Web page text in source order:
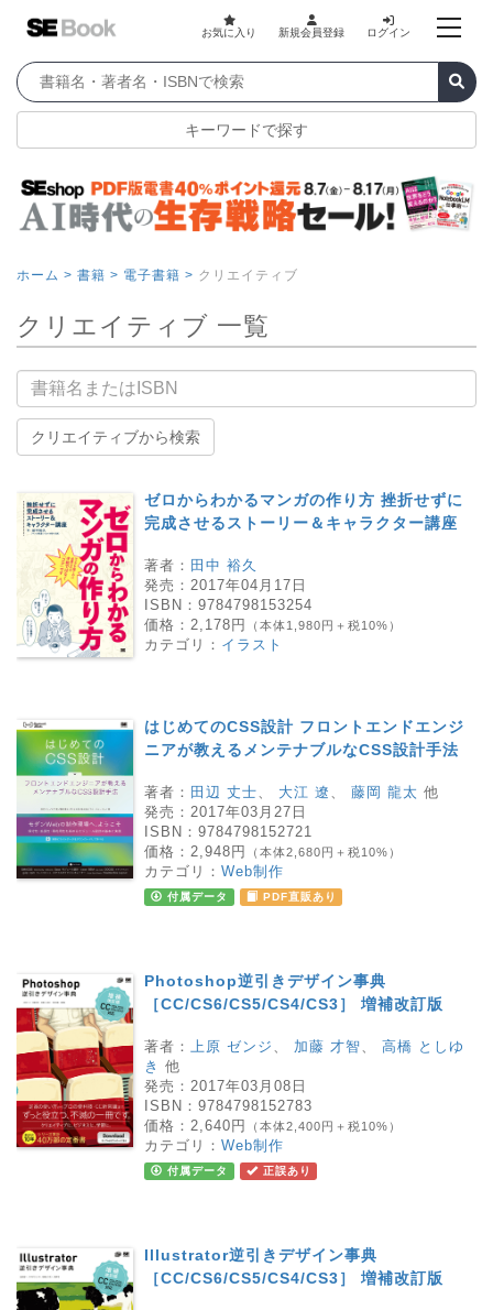
お気に入り 新規会員登録 ログイン
キーワードで探す
ホーム > 書籍 > 電子書籍 > クリエイティブ
クリエイティブ 一覧
書籍名
クリエイティブから検索
ゼロからわかるマンガの作り方 挫折せずに
完成させるストーリー＆キャラクター講座
著者： 田中 裕久
発売： 2017年04月17日
ISBN： 9784798153254
価格： 2,178円 （本体1,980円＋税10%）
カテゴリ： イラスト
はじめてのCSS設計 フロントエンドエンジ
ニアが教えるメンテナブルなCSS設計手法
著者： 田辺 丈士 大江 遼 藤岡 龍太 他
発売： 2017年03月27日
ISBN： 9784798152721
価格： 2,948円 （本体2,680円＋税10%）
カテゴリ： Web制作
付属データ PDF直販あり
Photoshop逆引きデザイン事典
［CC/CS6/CS5/CS4/CS3］ 増補改訂版
著者： 上原 ゼンジ 加藤 才智
高橋 としゆ
き 他
発売： 2017年03月08日
ISBN： 9784798152783
価格： 2,640円 （本体2,400円＋税10%）
カテゴリ： Web制作
付属データ 正誤あり
Illustrator逆引きデザイン事典
［CC/CS6/CS5/CS4/CS3］ 増補改訂版